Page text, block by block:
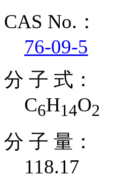
CAS No.：
76-09-5
分 子 式：
C6H14O2
分 子 量：
118.17